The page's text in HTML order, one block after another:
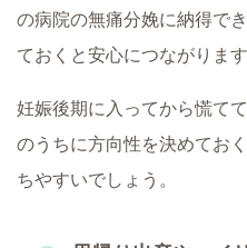
の病院の無痛分娩に納得で
ておくと安心につながります
妊娠後期に入ってから慌て
のうちに方向性を決めてお
ちやすいでしょう。